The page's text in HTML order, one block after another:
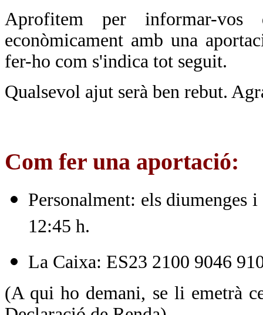
Aprofitem per informar-
econòmicament amb una
fer-ho com s'indica tot seguit.
Qualsevol ajut serà ben rebut.
Com fer una aportació:
Personalment: els diumenges
12:45 h.
La Caixa: ES23 2100 9046
(A qui ho demani, se li emetrà